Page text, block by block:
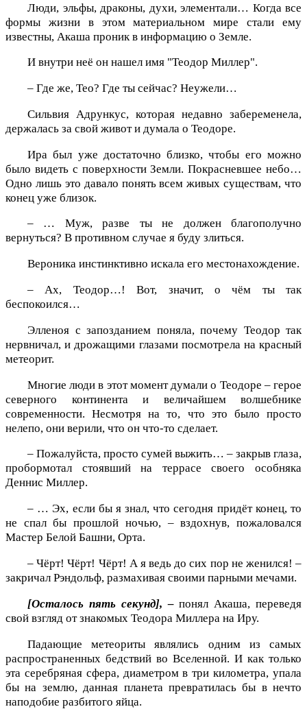
Люди, эльфы, драконы, духи, элементали… Когда все
формы жизни в этом материальном мире стали ему
известны, Акаша проник в информацию о Земле.
И внутри неё он нашел имя "Теодор Миллер".
– Где же, Тео? Где ты сейчас? Неужели…
Сильвия Адрункус, которая недавно забеременела,
держалась за свой живот и думала о Теодоре.
Ира был уже достаточно близко, чтобы его можно
было видеть с поверхности Земли. Покрасневшее небо…
Одно лишь это давало понять всем живых существам, что
конец уже близок.
– … Муж, разве ты не должен благополучно
вернуться? В противном случае я буду злиться.
Вероника инстинктивно искала его местонахождение.
– Ах, Теодор…! Вот, значит, о чём ты так
беспокоился…
Элленоя с запозданием поняла, почему Теодор так
нервничал, и дрожащими глазами посмотрела на красный
метеорит.
Многие люди в этот момент думали о Теодоре – герое
северного континента и величайшем волшебнике
современности. Несмотря на то, что это было просто
нелепо, они верили, что он что-то сделает.
– Пожалуйста, просто сумей выжить… – закрыв глаза,
пробормотал стоявший на террасе своего особняка
Деннис Миллер.
– … Эх, если бы я знал, что сегодня придёт конец, то
не спал бы прошлой ночью, – вздохнув, пожаловался
Мастер Белой Башни, Орта.
– Чёрт! Чёрт! Чёрт! А я ведь до сих пор не женился! –
закричал Рэндольф, размахивая своими парными мечами.
[Осталось пять секунд], –понял Акаша, переведя
свой взгляд от знакомых Теодора Миллера на Иру.
Падающие метеориты являлись одним из самых
распространенных бедствий во Вселенной. И как только
эта серебряная сфера, диаметром в три километра, упала
бы на землю, данная планета превратилась бы в нечто
наподобие разбитого яйца.